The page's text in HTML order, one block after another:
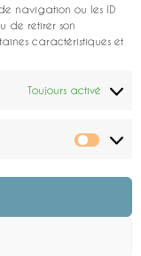
navigation ou les ID
de retirer son
caractéristiques et
Toujours activé